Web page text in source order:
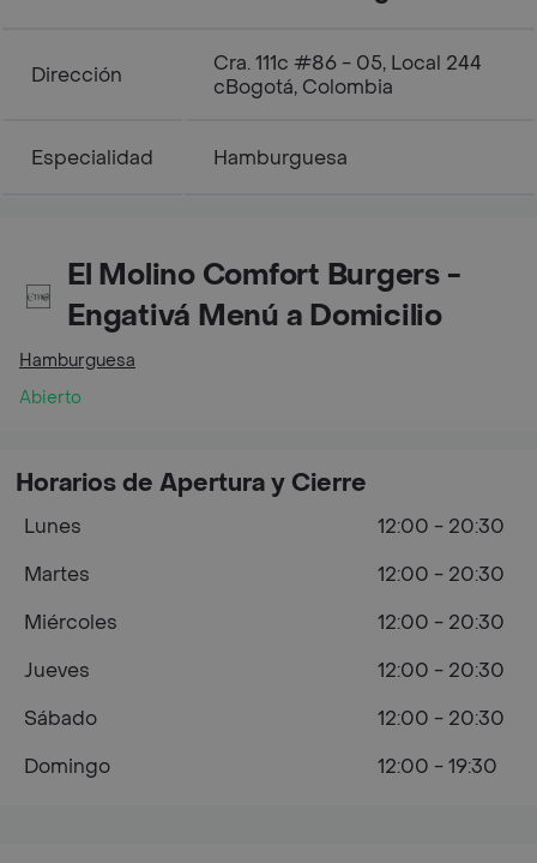
Dirección
Cra. 111c #86 - 05, Local 244
cBogotá, Colombia
Especialidad Hamburguesa
El Molino Comfort Burgers -
Engativá Menú a Domicilio
Hamburguesa
Abierto
Horarios de Apertura y Cierre
Lunes
12:00 - 20:30
Martes
12:00 - 20:30
Miércoles
12:00 - 20:30
Jueves
12:00 - 20:30
Sábado
12:00 - 20:30
Domingo
12:00 - 19:30